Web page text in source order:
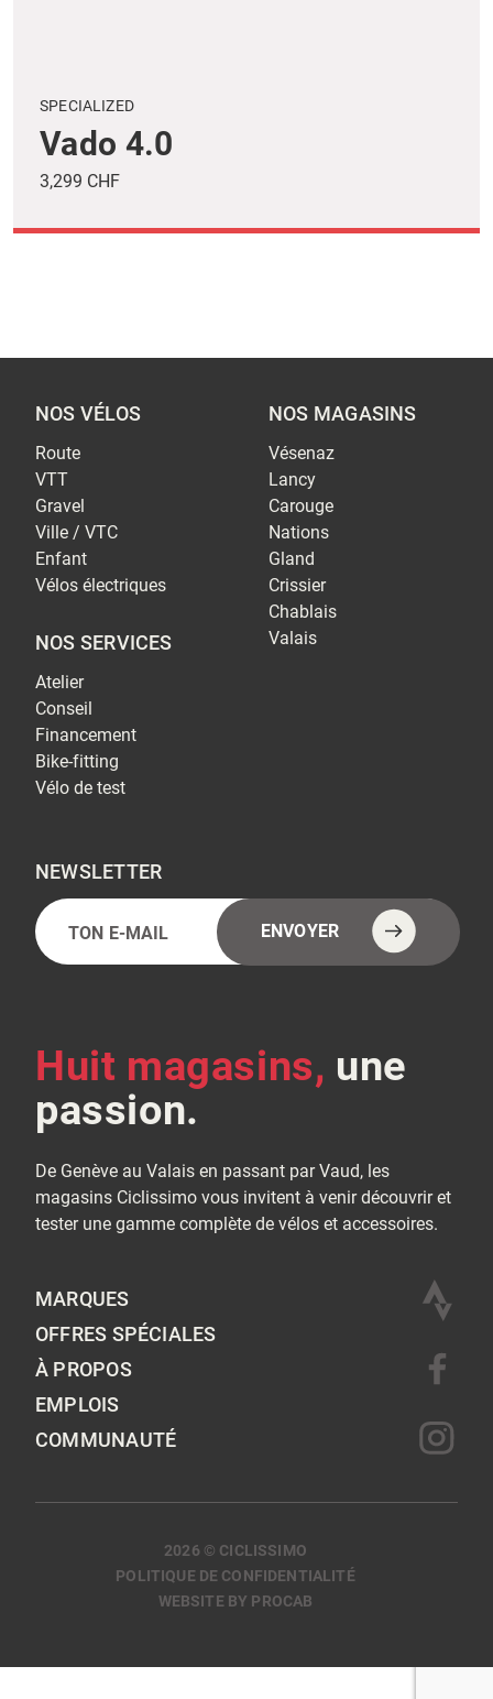
SPECIALIZED
Vado 4.0
3,299 CHF
NOS VÉLOS
Route
VTT
Gravel
Ville / VTC
Enfant
Vélos électriques
NOS SERVICES
Atelier
Conseil
Financement
Bike-fitting
Vélo de test
NOS MAGASINS
Vésenaz
Lancy
Carouge
Nations
Gland
Crissier
Chablais
Valais
NEWSLETTER
E-
mail
(Nécessaire)
ENVOYER
Alternative:
Huit magasins, une
passion.
De Genève au Valais en passant par Vaud, les
magasins Ciclissimo vous invitent à venir découvrir et
tester une gamme complète de vélos et accessoires.
MARQUES
OFFRES SPÉCIALES
À PROPOS
EMPLOIS
COMMUNAUTÉ
2026 © CICLISSIMO
POLITIQUE DE CONFIDENTIALITÉ
WEBSITE BY PROCAB